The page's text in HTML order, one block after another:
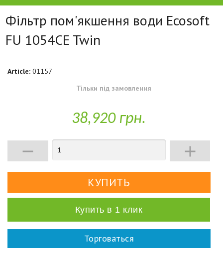
Фільтр пом'якшення води Ecosoft
FU 1054CE Twin
Article: 01157
Тільки під замовлення
38,920 грн.
 
Купить в 1 клик
Торговаться